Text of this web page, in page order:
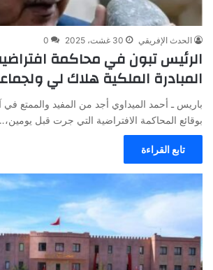
الحدث الإفريقي 30 غشت، 2025 0
الرئيس تبون في محاكمة
المبادرة الملكية هلاك لي
باريس ـ أحمد الميداوي أجد من المفيد والممتع في
بوقائع المحاكمة الافتراضية التي جرت قبل
تابع القراءة